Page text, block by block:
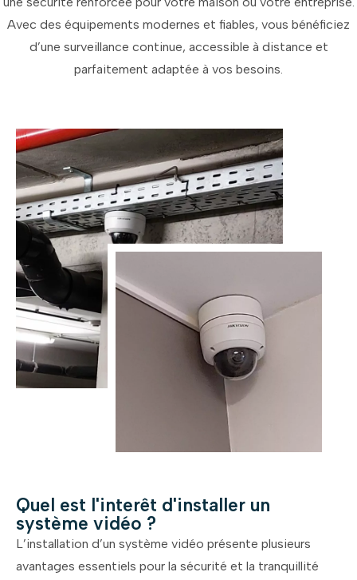
Avec des équipements modernes et fiables, vous bénéficiez
d’une surveillance continue, accessible à distance et
parfaitement adaptée à vos besoins.
Quel est l'interêt d'installer un
système vidéo ?
L’installation d’un système vidéo présente plusieurs
avantages essentiels pour la sécurité et la tranquillité